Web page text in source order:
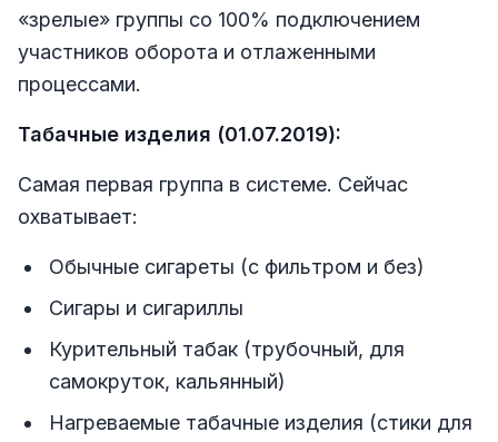
«зрелые» группы со 100% подключением
участников оборота и отлаженными
процессами.
Табачные изделия (01.07.2019):
Самая первая группа в системе. Сейчас
охватывает:
Обычные сигареты (с фильтром и без)
Сигары и сигариллы
Курительный табак (трубочный, для
самокруток, кальянный)
Нагреваемые табачные изделия (стики для